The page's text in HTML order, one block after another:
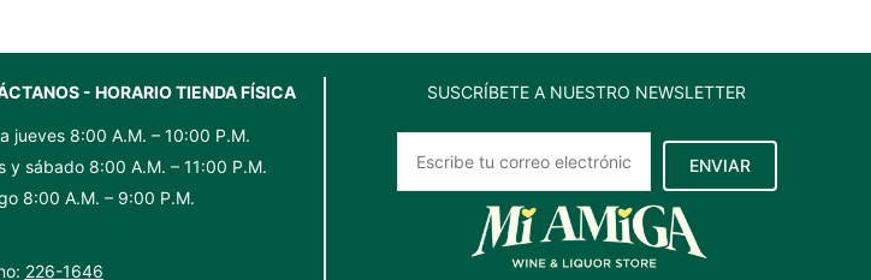
- HORARIO TIENDA FÍSICA
jueves 8:00 A.M. – 10:00 P.M.
y sábado 8:00 A.M. – 11:00 P.M.
8:00 A.M. – 9:00 P.M.
226-1646
SUSCRÍBETE A NUESTRO NEWSLETTER
ENVIAR